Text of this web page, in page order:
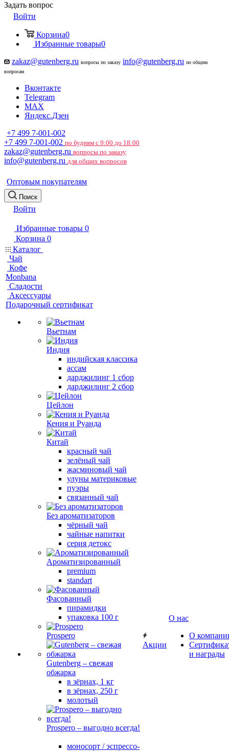
Задать вопрос
Войти
Корзина0
Избранные товары0
zakaz@gutenberg.ru вопросы по заказу info@gutenberg.ru по общим
вопросам
Вконтакте
Telegram
MAX
Яндекс.Дзен
+7 499 7-001-002
+7 499 7-001-002 по будням с 9:00 до 18:00
zakaz@gutenberg.ru вопросы по заказу
info@gutenberg.ru для общих вопросов
Оптовым покупателям
Поиск
Войти
Избранные товары 0
Корзина 0
Каталог
Чай
Кофе
Monbana
Сладости
Аксессуары
Подарочный сертификат
Вьетнам
Индия
индийская классика
ассам
дарджилинг 1 сбор
дарджилинг 2 сбор
Цейлон
Кения и Руанда
Китай
красный чай
зелёный чай
жасминовый чай
улуны материковые
пуэры
связанный чай
Без ароматизаторов
чёрный чай
чайные напитки
серия детокс
Ароматизированный
premium
standart
Фасованный
пирамидки
упаковка 100 г
Prospero
Gutenberg – свежая
обжарка
в зёрнах, 1 кг
в зёрнах, 250 г
молотый
Prospero – выгодно всегда!
моносорт / эспрессо-
Акции
О нас
О
и награды